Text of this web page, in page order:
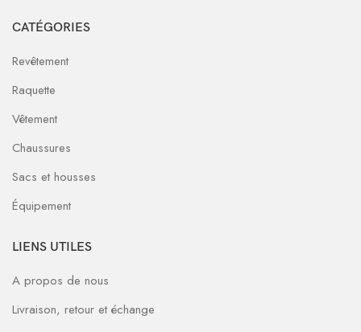
CATÉGORIES
Revêtement
Raquette
Vêtement
Chaussures
Sacs et housses
Équipement
LIENS UTILES
A propos de nous
Livraison, retour et échange